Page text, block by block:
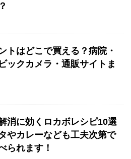
トはどこで買える？病院・
ックカメラ・通販サイトま
消に効くロカボレシピ10選
やカレーなども工夫次第で
られます！